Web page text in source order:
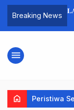
Breaking News
menu
home Peristiwa